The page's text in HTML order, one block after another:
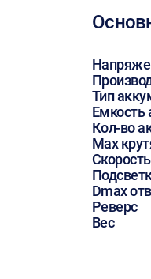
Тип
Емкость
Кол-во
Max
Dmax
Реверс
Вес